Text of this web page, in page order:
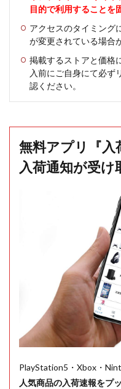
目的で利用することを
アクセスのタイミング
が変更されている場合
掲載するストアと価格
入前にご自身にて必ず
認ください。
無料アプリ『入
入荷通知が受け
PlayStation5・Xbox・
人気商品の入荷速報をプ